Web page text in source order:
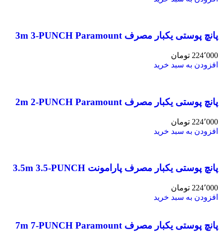
پانچ پوستی یکبار مصرف 3m 3-PUNCH Paramount
224٬000 تومان
افزودن به سبد خرید
پانچ پوستی یکبار مصرف 2m 2-PUNCH Paramount
224٬000 تومان
افزودن به سبد خرید
پانچ پوستی یکبار مصرف پارامونت 3.5m 3.5-PUNCH
224٬000 تومان
افزودن به سبد خرید
پانچ پوستی یکبار مصرف 7m 7-PUNCH Paramount